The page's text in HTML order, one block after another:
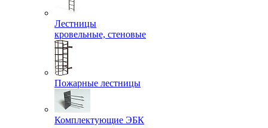
Лестницы
кровельные, стеновые
Пожарные лестницы
Комплектующие ЭБК